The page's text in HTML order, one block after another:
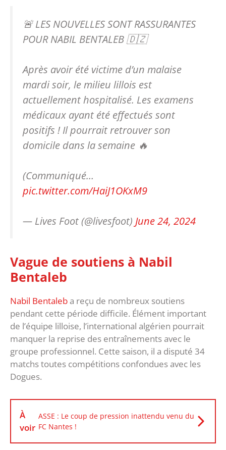
🚨 LES NOUVELLES SONT RASSURANTES
POUR NABIL BENTALEB 🇩🇿
Après avoir été victime d’un malaise
mardi soir, le milieu lillois est
actuellement hospitalisé. Les examens
médicaux ayant été effectués sont
positifs ! Il pourrait retrouver son
domicile dans la semaine 🔥
(Communiqué…
pic.twitter.com/HaiJ1OKxM9
— Lives Foot (@livesfoot) June 24, 2024
Vague de soutiens à Nabil
Bentaleb
Nabil Bentaleba reçu de nombreux soutiens
pendant cette période difficile. Élément important
de l’équipe lilloise, l’international algérien pourrait
manquer la reprise des entraînements avec le
groupe professionnel. Cette saison, il a disputé 34
matchs toutes compétitions confondues avec les
Dogues.
À
voir
ASSE : Le coup de pression inattendu venu du
FC Nantes !